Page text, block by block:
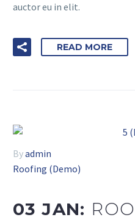
auctor eu in elit.
READ MORE
Byadmin
Roofing (Demo)
03 JAN: